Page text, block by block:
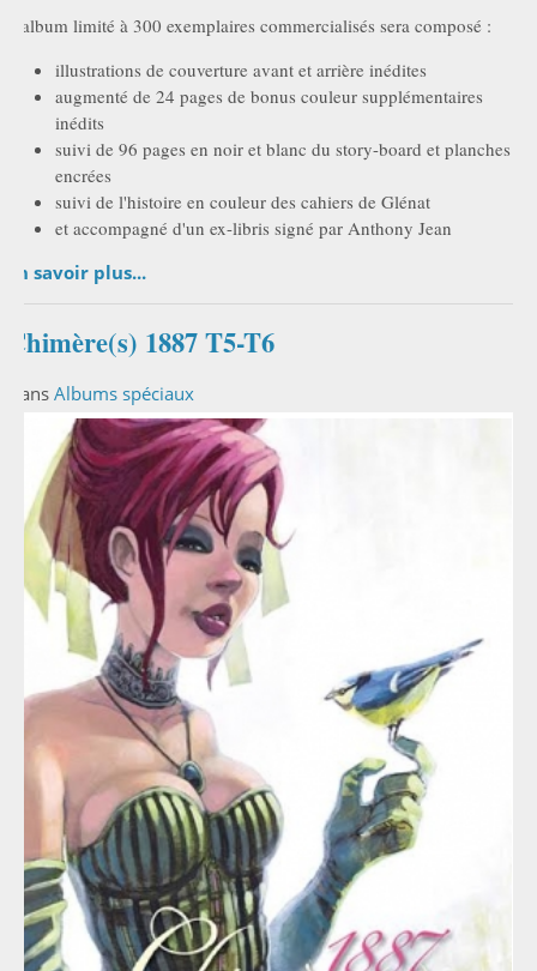
L'album limité à 300 exemplaires commercialisés sera composé :
illustrations de couverture avant et arrière inédites
augmenté de 24 pages de bonus couleur supplémentaires
inédits
suivi de 96 pages en noir et blanc du story-board et planches
encrées
suivi de l'histoire en couleur des cahiers de Glénat
et accompagné d'un ex-libris signé par Anthony Jean
En savoir plus...
Chimère(s) 1887 T5-T6
Dans Albums spéciaux